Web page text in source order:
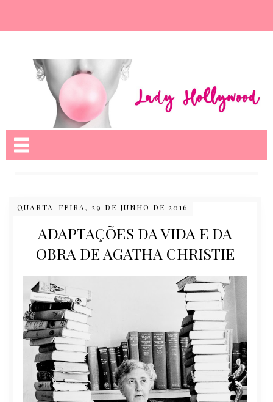
QUARTA-FEIRA, 29 DE JUNHO DE 2016
ADAPTAÇÕES DA VIDA E DA
OBRA DE AGATHA CHRISTIE